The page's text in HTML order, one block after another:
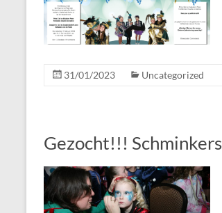
31/01/2023 Uncategorized
Gezocht!!! Schminkers